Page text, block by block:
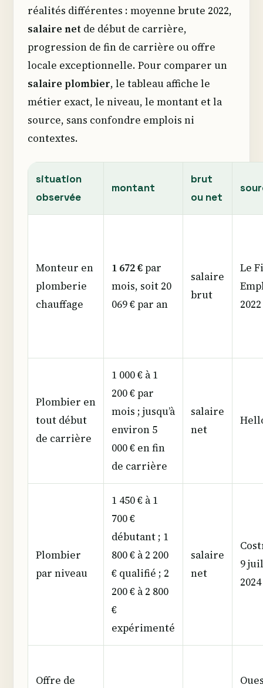
réalités différentes : moyenne brute 2022,
salaire net de début de carrière,
progression de fin de carrière ou offre
locale exceptionnelle. Pour comparer un
salaire plombier, le tableau affiche le
métier exact, le niveau, le montant et la
source, sans confondre emplois ni
contextes.
situation
observée
montant
brut
ou net
Monteur en
plomberie
chauffage
1 672 €par
mois, soit 20
069 € par an
salaire
brut
Le
2022
Plombier en
tout début
de carrière
1 000 € à 1
200 € par
mois ; jusqu’à
environ 5
000 € en fin
de carrière
salaire
net
Plombier
par niveau
1 450 € à 1
700 €
débutant ; 1
800 € à 2 200
€ qualifié ; 2
200 € à 2 800
€
expérimenté
salaire
net
9
2024
Offre de